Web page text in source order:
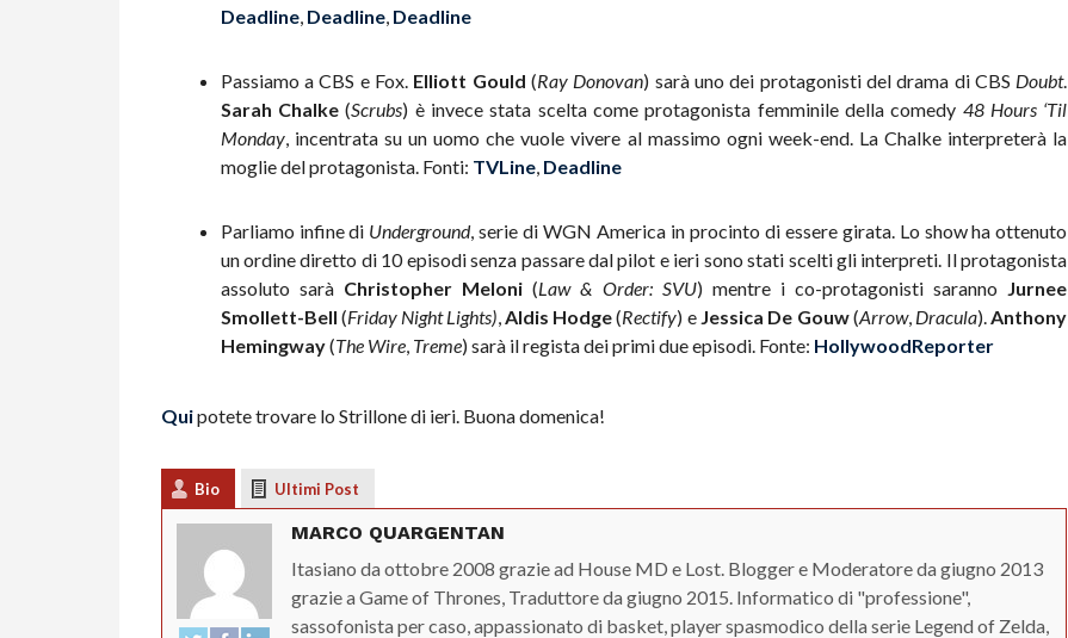
Deadline, Deadline, Deadline
Passiamo a CBS e Fox. Elliott Gould (Ray Donovan) sarà uno dei protagonisti del drama di CBS Doubt.
Sarah Chalke(Scrubs) è invece stata scelta come protagonista femminile della comedy 48 Hours ‘Til
Monday, incentrata su un uomo che vuole vivere al massimo ogni week-end. La Chalke interpreterà la
moglie del protagonista. Fonti: TVLine, Deadline
Parliamo infine di Underground, serie di WGN America in procinto di essere girata. Lo show ha ottenuto
un ordine diretto di 10 episodi senza passare dal pilot e ieri sono stati scelti gli interpreti. Il protagonista
assoluto sarà Christopher Meloni (Law & Order: SVU) mentre i co-protagonisti saranno Jurnee
Smollett-Bell (Friday Night Lights),Aldis Hodge(Rectify) e Jessica De Gouw(Arrow, Dracula).Anthony
Hemingway(The Wire, Treme) sarà il regista dei primi due episodi. Fonte: HollywoodReporter
Quipotete trovare lo Strillone di ieri. Buona domenica!
Bio Ultimi Post
MARCO QUARGENTAN
Itasiano da ottobre 2008 grazie ad House MD e Lost. Blogger e Moderatore da giugno 2013
grazie a Game of Thrones, Traduttore da giugno 2015. Informatico di "professione",
sassofonista per caso, appassionato di basket, player spasmodico della serie Legend of Zelda,